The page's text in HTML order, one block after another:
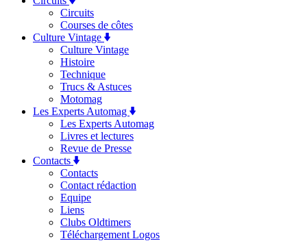
Circuits
Courses de côtes
Culture Vintage
Culture Vintage
Histoire
Technique
Trucs & Astuces
Motomag
Les Experts Automag
Les Experts Automag
Livres et lectures
Revue de Presse
Contacts
Contacts
Contact rédaction
Equipe
Liens
Clubs Oldtimers
Téléchargement Logos